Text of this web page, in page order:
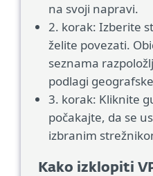
na svoji napravi.
2. korak: Izberite
želite povezati.
seznama
podlagi
3. korak: Kliknite
počakajte, da se
izbranim
Kako izklopiti